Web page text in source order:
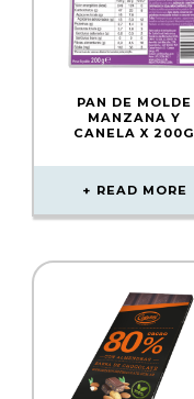
PAN DE MOLDE
MANZANA Y
CANELA X 200G
READ MORE